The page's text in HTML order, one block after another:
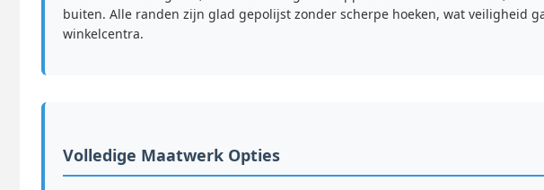
buiten. Alle randen zijn glad gepolijst zonder scherpe hoeken, wat veiligheid
winkelcentra.
Volledige Maatwerk Opties